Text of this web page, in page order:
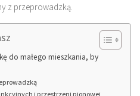
z przeprowadzką.
do małego mieszkania, by
i przestrzeni pionowej